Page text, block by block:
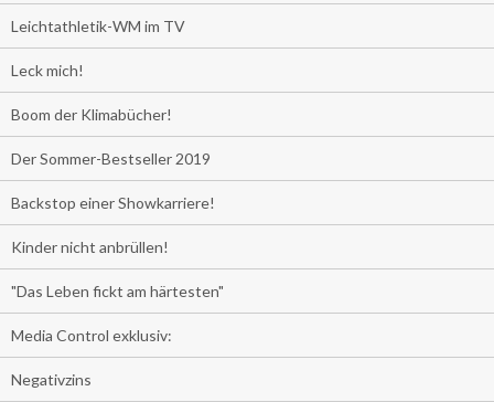
Leichtathletik-WM im TV
Leck mich!
Boom der Klimabücher!
Der Sommer-Bestseller 2019
Backstop einer Showkarriere!
Kinder nicht anbrüllen!
"Das Leben fickt am härtesten"
Media Control exklusiv:
Negativzins